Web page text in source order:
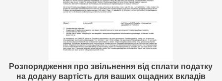
Розпорядження про звільнення від сплати податку
на додану вартість для ваших ощадних вкладів